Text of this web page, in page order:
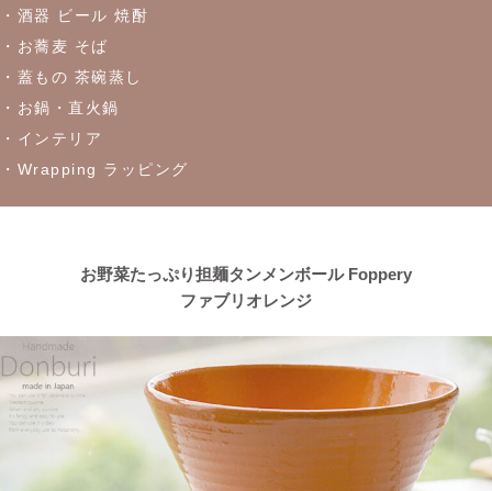
ーズ
2023/4/21
≪窯出し再入荷しました！≫どんなお料理にもぴったり♪
≪おすすめ≫自然感じる食卓、今日も美味しくいただきます！大
地の恵みで生きているシリーズ
2023/3/31
≪おすすめ≫ぬくもりカラーでほっこり♪波佐見焼 琥珀シリー
・酒器 ビール 焼酎
・お蕎麦 そば
・蓋もの 茶碗蒸し
・お鍋・直火鍋
・インテリア
・Wrapping ラッピング
お野菜たっぷり担麺タンメンボール Foppery
ファブリオレンジ